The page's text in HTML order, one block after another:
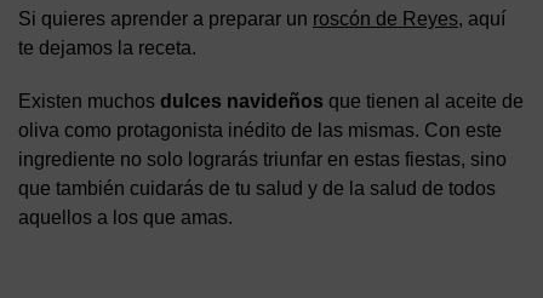
Si quieres aprender a preparar un roscón de Reyes, aquí
te dejamos la receta.
Existen muchos dulces navideños que tienen al aceite de
oliva como protagonista inédito de las mismas. Con este
ingrediente no solo lograrás triunfar en estas fiestas, sino
que también cuidarás de tu salud y de la salud de todos
aquellos a los que amas.